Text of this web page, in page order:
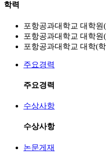
학력
포항공과대학교 대학원
포항공과대학교 대학원
포항공과대학교 대학(
주요경력
주요경력
수상사항
수상사항
논문게재